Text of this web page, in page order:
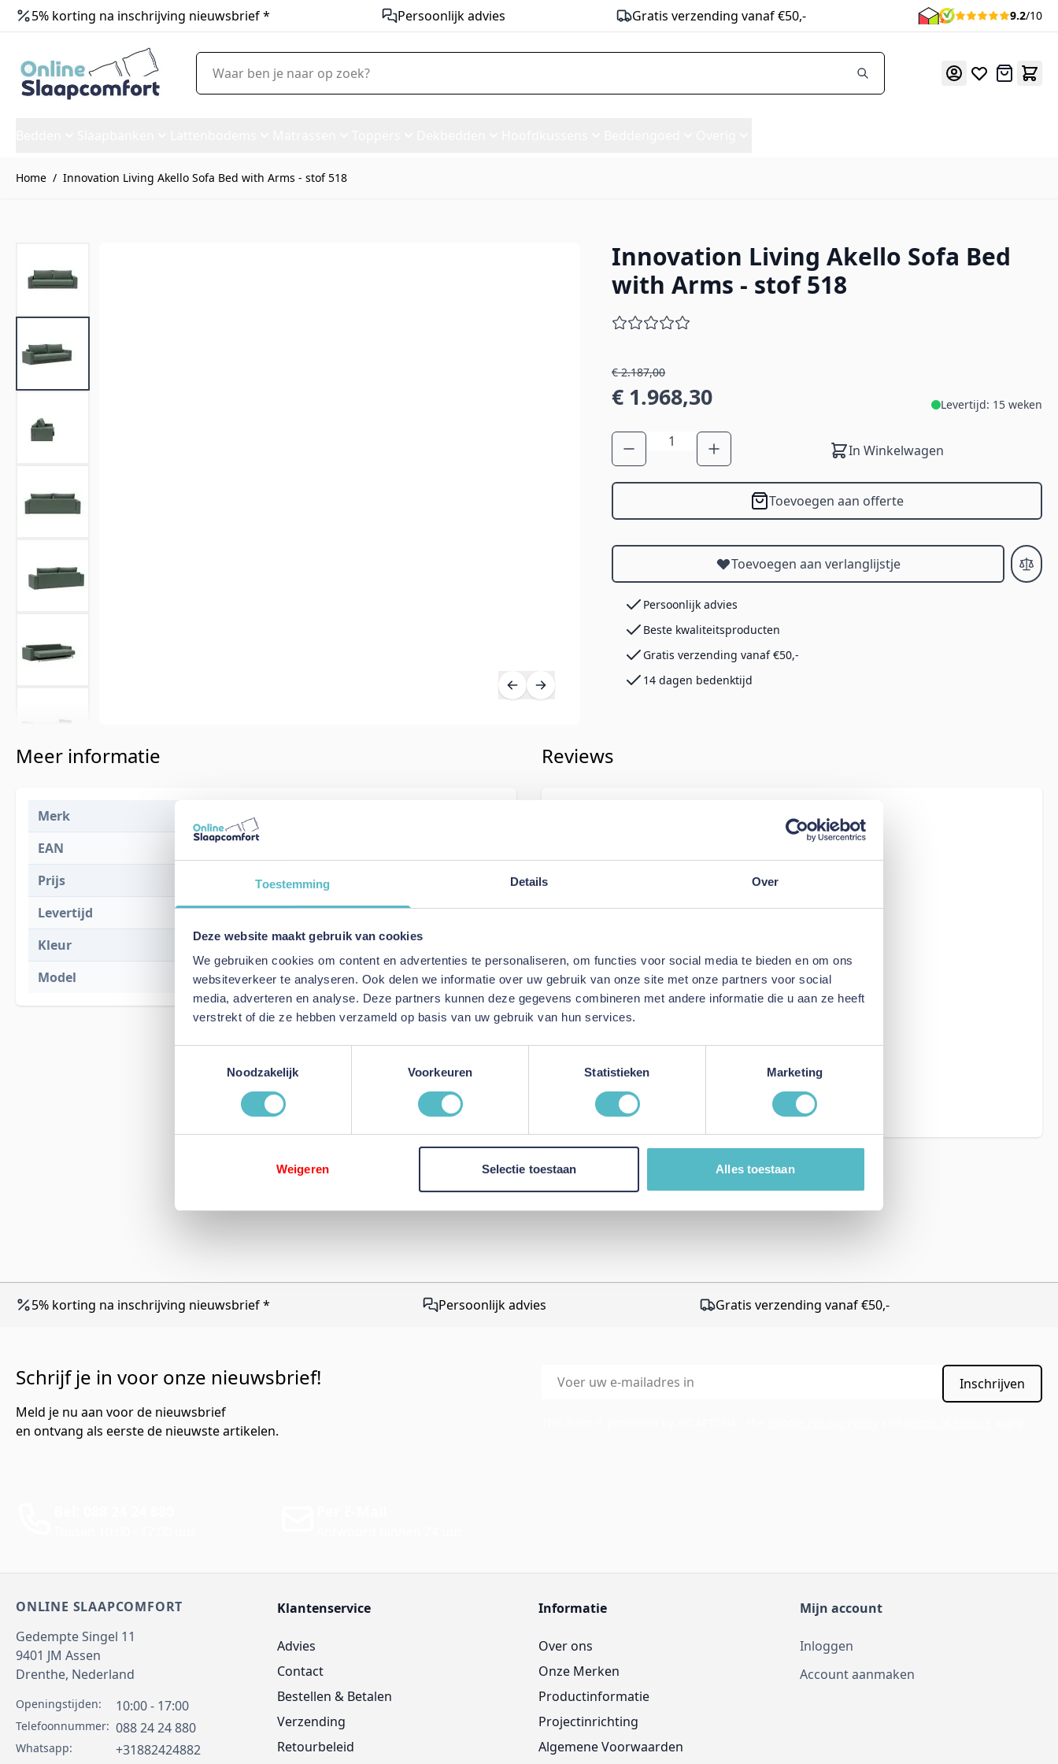
Toestemming Details Over
Deze website maakt gebruik van cookies
We gebruiken cookies om content en advertenties te personaliseren, om functies voor social media te bieden en om ons
websiteverkeer te analyseren. Ook delen we informatie over uw gebruik van onze site met onze partners voor social
media, adverteren en analyse. Deze partners kunnen deze gegevens combineren met andere informatie die u aan ze heeft
verstrekt of die ze hebben verzameld op basis van uw gebruik van hun services.
Noodzakelijk
Voorkeuren Statistieken Marketing
Weigeren Selectie toestaan Alles toestaan
5% korting na inschrijving nieuwsbrief * Persoonlijk advies Gratis verzending vanaf €50,- 9.2/10
Offerte
Waar ben je naar op zoek?
Home / Innovation Living Akello Sofa Bed with Arms - stof 518
Innovation Living Akello Sofa Bed with Arms - stof 518Innovation Living Akello Sofa Bed
with Arms - stof 518
€ 2.187,00
€ 1.968,30 Levertijd: 15 weken
Aantal
In Winkelwagen
Toevoegen aan offerte
Toevoegen aan verlanglijstje
Persoonlijk advies
Beste kwaliteitsproducten
Gratis verzending vanaf €50,-
14 dagen bedenktijd
Meer informatie
Merk
EAN
Prijs
€ 2.187,00
Levertijd
15 weken
Kleur
518 Elegance Green
Model
Akello Sofa Bed with Arms
Reviews
Akello Sofa Bed with Arms - stof 518
This form is protected by reCAPTCHA - the
5% korting na inschrijving nieuwsbrief * Persoonlijk advies Gratis verzending vanaf €50,-
Schrijf je in voor onze nieuwsbrief!
Meld je nu aan voor de nieuwsbrief
en ontvang als eerste de nieuwste artikelen.
E-mailadres
Inschrijven
ONLINE SLAAPCOMFORT
Gedempte Singel 11
9401 JM Assen
Drenthe, Nederland
Openingstijden: 10:00 - 17:00
Telefoonnummer: 088 24 24 880
Whatsapp: +31882424882
Klantenservice
Advies
Contact
Bestellen & Betalen
Verzending
Retourbeleid
Informatie
Over ons
Onze Merken
Productinformatie
Projectinrichting
Algemene Voorwaarden
Mijn account
Inloggen
Account aanmaken